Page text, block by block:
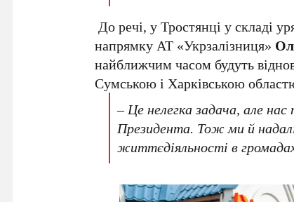
До речі, у Тростянці у складі
напрямку АТ «Укрзалізниця»
найближчим часом будуть
Сумською і Харківською
– Це нелегка задача, але
Президента. Тож ми й
життєдіяльності в